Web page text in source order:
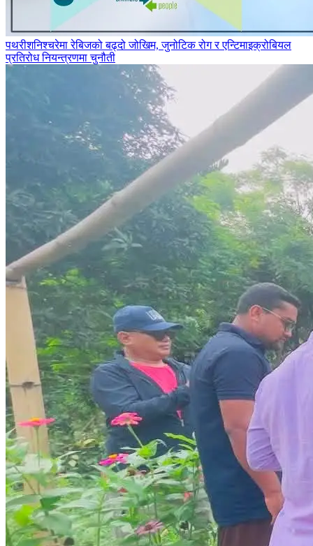
पथरीशनिश्‍चरेमा रेबिजको बढ्दो जोखिम, जुनोटिक रोग र एन्टिमाइक्रोबियल
प्रतिरोध नियन्त्रणमा चुनौती